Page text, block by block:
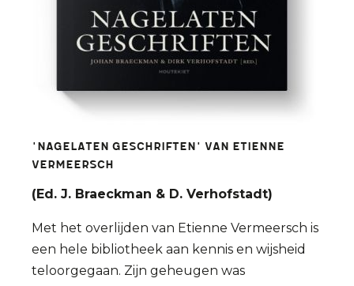
'Nagelaten geschriften' van Etienne
Vermeersch
(Ed. J. Braeckman & D. Verhofstadt)
Met het overlijden van Etienne Vermeersch is
een hele bibliotheek aan kennis en wijsheid
teloorgegaan. Zijn geheugen was